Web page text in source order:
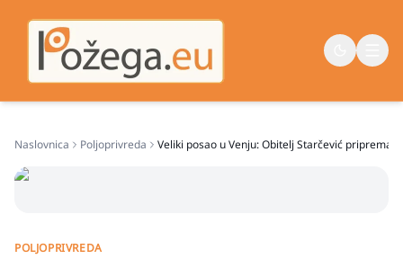
Sport
Naslovnica Poljoprivreda Veliki posao u Venju: Obitelj Starčević priprema
POLJOPRIVREDA